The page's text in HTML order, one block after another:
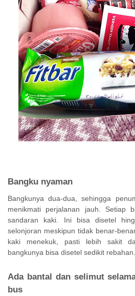
Bangku nyaman
Bangkunya dua-dua, sehingga
menikmati perjalanan jauh. Setiap
sandaran kaki. Ini bisa disetel
selonjoran meskipun tidak benar-
kaki menekuk, pasti lebih sakit
bangkunya bisa disetel sedikit rebahan.
Ada bantal dan selimut
bus